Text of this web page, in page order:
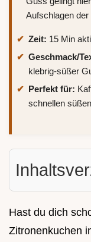
Aufschlagen der
Zeit: 15 Min
Geschmack/
klebrig-süßer
Perfekt für:
schnellen
Hast du dich
Zitronenkuchen